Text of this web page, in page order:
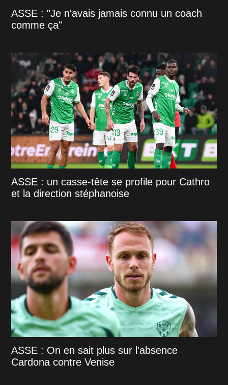
ASSE : "Je n'avais jamais connu un coach
comme ça"
ASSE : un casse-tête se profile pour Cathro
et la direction stéphanoise
ASSE : On en sait plus sur l'absence
Cardona contre Venise